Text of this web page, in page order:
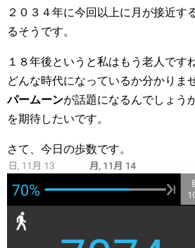
２０３４年に今回以上に月が接近す
るそうです。
１８年後というと私はもう老人です
どんな時代になっているか分かりま
パームーンが話題になるんでしょう
を期待したいです。
さて、今日の歩数です。